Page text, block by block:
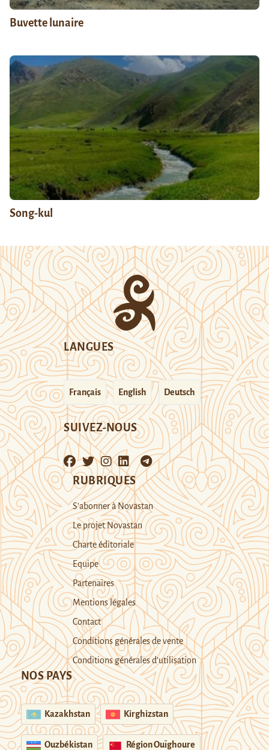
Buvette lunaire
Song-kul
LANGUES
Français English Deutsch
SUIVEZ-NOUS
RUBRIQUES
S’abonner à Novastan
Le projet Novastan
Charte éditoriale
Equipe
Partenaires
Mentions légales
Contact
Conditions générales de vente
Conditions générales d’utilisation
NOS PAYS
Kazakhstan Kirghizstan
Ouzbékistan Région Ouïghoure